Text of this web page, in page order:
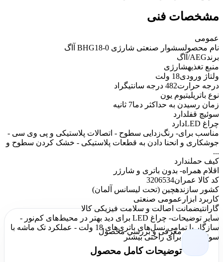
مشخصات فنی
عمومی
نام محصولسشوار صنعتی شارژی BHG18-0 آاگ
برندAEG/آاگ
منبع تغذیهشارژی
ولتاژ ورودی18 ولت
درجه حرارت482 درجه سانتیگراد
نوع باتریلیتیوم یون
زمان رسیدن به حداکثر دما7 ثانیه
سوئیچ قفلدارد
چراغ LED
دارد
مناسب برای- رنگ‌زدایی سطوح - اتصالات پلاستیکی و پی وی سی -
جوشکاری و انحنا دادن به قطعات پلاستیکی - خشک کردن سطوح و
...
کیف حملندارد
اقلام همراه- بدون باتری و شارژر
کد کالا عمران3206534
کشور سازندهچین (تحت لیسانس آلمان)
کاربرد ابزار عمومی صنعتی
گارانتیضمانت اصالت و سلامت فیزیکی کالا
سایر توضیحات
- چراغ LED برای دید بهتر در محیط‌های کم‌نور -
سازگار با تمامی نسل‌های باتری‌های 18 ولت - عملکرد تک ماشه با
سوئیچ قفل برای راحتی بیشتر
معرفی و بررسی محصول
توضیحات کامل محصول